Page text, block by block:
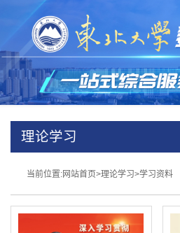
理论学习
当前位置:网站首页>理论学习>学习资料